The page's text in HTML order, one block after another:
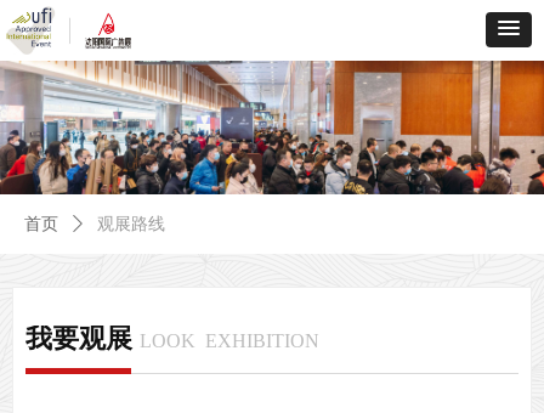
首页 ꄲ 观展路线
我要观展 LOOK EXHIBITION